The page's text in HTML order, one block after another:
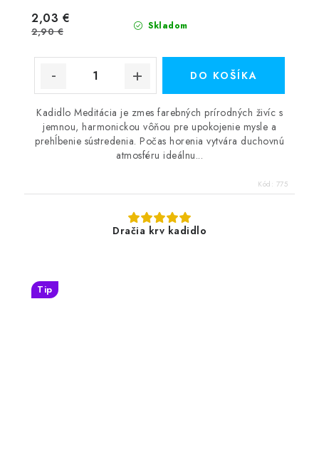
Skladom
2,03 €
2,90 €
DO KOŠÍKA
Kadidlo Meditácia je zmes farebných prírodných živíc s
jemnou, harmonickou vôňou pre upokojenie mysle a
prehĺbenie sústredenia. Počas horenia vytvára duchovnú
atmosféru ideálnu...
Kód: 775
Dračia krv kadidlo
Tip